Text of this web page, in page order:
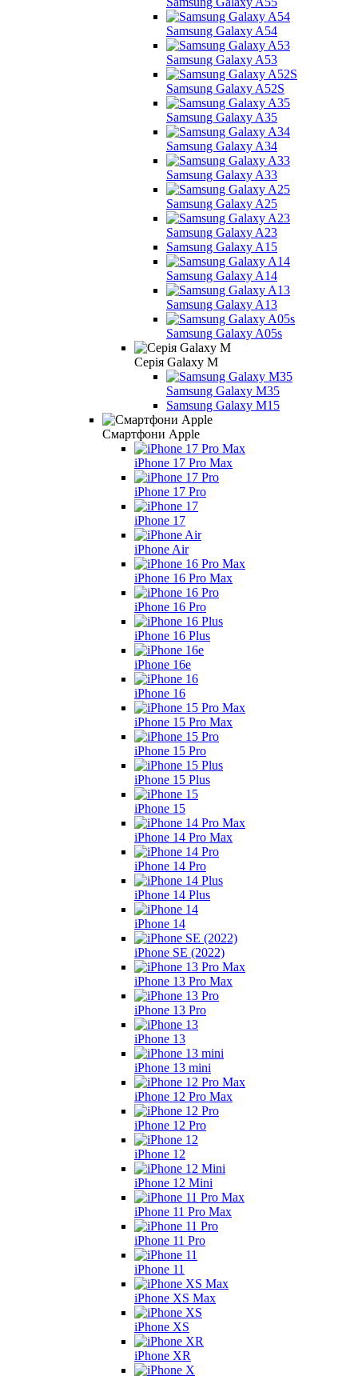
Samsung Galaxy A54
Samsung Galaxy A53
Samsung Galaxy A52S
Samsung Galaxy A35
Samsung Galaxy A34
Samsung Galaxy A33
Samsung Galaxy A25
Samsung Galaxy A23
Samsung Galaxy A15
Samsung Galaxy A14
Samsung Galaxy A13
Samsung Galaxy A05s
Серія Galaxy M
Samsung Galaxy M35
Samsung Galaxy M15
Смартфони Apple
iPhone 17 Pro Max
iPhone 17 Pro
iPhone 17
iPhone Air
iPhone 16 Pro Max
iPhone 16 Pro
iPhone 16 Plus
iPhone 16e
iPhone 16
iPhone 15 Pro Max
iPhone 15 Pro
iPhone 15 Plus
iPhone 15
iPhone 14 Pro Max
iPhone 14 Pro
iPhone 14 Plus
iPhone 14
iPhone SE (2022)
iPhone 13 Pro Max
iPhone 13 Pro
iPhone 13
iPhone 13 mini
iPhone 12 Pro Max
iPhone 12 Pro
iPhone 12
iPhone 12 Mini
iPhone 11 Pro Max
iPhone 11 Pro
iPhone 11
iPhone XS Max
iPhone XS
iPhone XR